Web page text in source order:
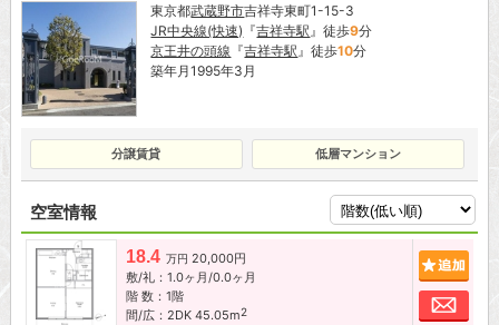
東京都武蔵野市吉祥寺東町1-15-3
JR中央線(快速) 『吉祥寺駅 』徒歩9分
京王井の頭線 『吉祥寺駅 』徒歩10分
築年月1995年3月
分譲賃貸 低層マンション
空室情報
18.4 万円 20,000円
敷/礼：1.0ヶ月/0.0ヶ月
階 数：1階
間/広：2DK 45.05m2
お